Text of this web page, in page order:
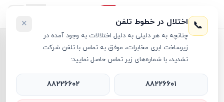
لپ تاپ Legion ›
📞 اختلال در خطوط تلفن
چنانچه به هر دلیلی به دلیل اختلالات به وجود آمده در
زیرساخت ابری مخابرات، موفق به تماس با تلفن شرکت
نشدید، با شماره‌های زیر تماس حاصل نمایید:
×
۸۸۲۲۶۶۰۱ ۸۸۲۲۶۶۰۲